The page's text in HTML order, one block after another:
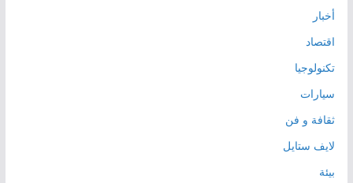
أخبار
اقتصاد
تكنولوجيا
سيارات
ثقافة و فن
لايف ستايل
بيئة